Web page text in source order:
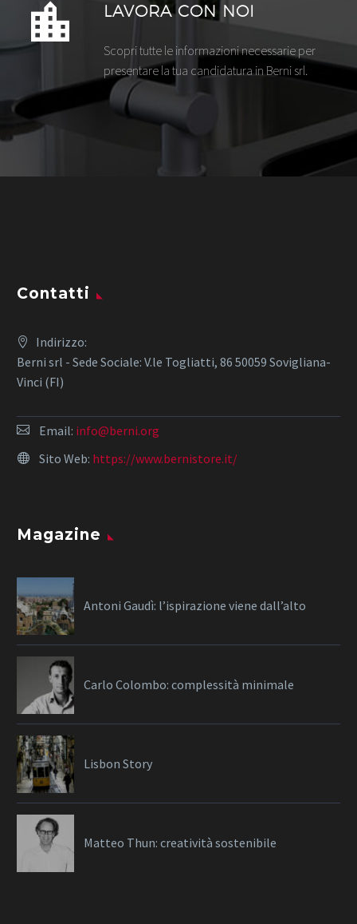
LAVORA CON NOI
Scopri tutte le informazioni necessarie per
presentare la tua candidatura in Berni srl.
Contatti
Indirizzo:
Berni srl - Sede Sociale: V.le Togliatti, 86 50059 Sovigliana-
Vinci (FI)
Email: info@berni.org
Sito Web: https://www.bernistore.it/
Magazine
Antoni Gaudì: l’ispirazione viene dall’alto
Carlo Colombo: complessità minimale
Lisbon Story
Matteo Thun: creatività sostenibile